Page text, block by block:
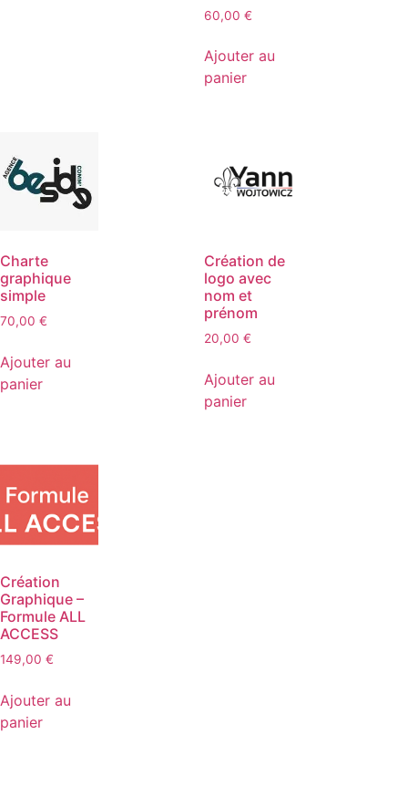
60,00 €
Ajouter au
panier
Charte
graphique
simple
70,00 €
Ajouter au
panier
Création de
logo avec
nom et
prénom
20,00 €
Ajouter au
panier
Création
Graphique –
Formule ALL
ACCESS
149,00 €
Ajouter au
panier